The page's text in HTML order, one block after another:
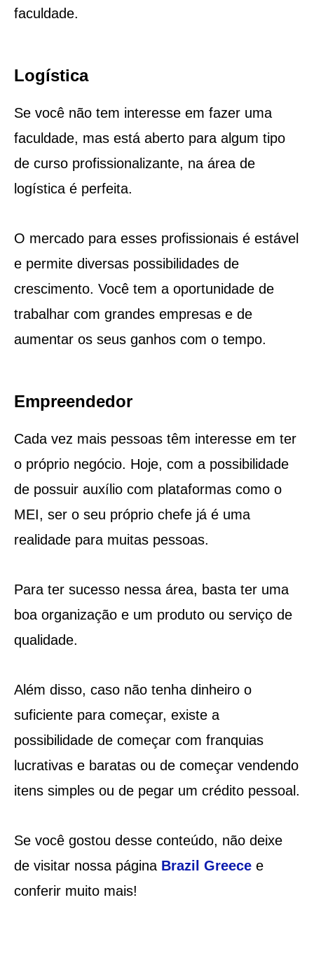
faculdade.
Logística
Se você não tem interesse em fazer uma
faculdade, mas está aberto para algum tipo
de curso profissionalizante, na área de
logística é perfeita.
O mercado para esses profissionais é estável
e permite diversas possibilidades de
crescimento. Você tem a oportunidade de
trabalhar com grandes empresas e de
aumentar os seus ganhos com o tempo.
Empreendedor
Cada vez mais pessoas têm interesse em ter
o próprio negócio. Hoje, com a possibilidade
de possuir auxílio com plataformas como o
MEI, ser o seu próprio chefe já é uma
realidade para muitas pessoas.
Para ter sucesso nessa área, basta ter uma
boa organização e um produto ou serviço de
qualidade.
Além disso, caso não tenha dinheiro o
suficiente para começar, existe a
possibilidade de começar com franquias
lucrativas e baratas ou de começar vendendo
itens simples ou de pegar um crédito pessoal.
Se você gostou desse conteúdo, não deixe
de visitar nossa página Brazil Greecee
conferir muito mais!